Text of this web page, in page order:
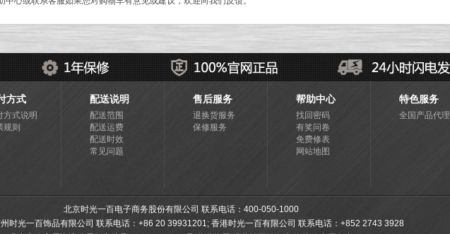
方式
方式说明
规则
配送说明
配送范围
配送运费
配送时效
常见问题
售后服务
退换货服务
保修服务
帮助中心
找回密码
有奖问卷
免费修表
网站地图
特色服务
全国产品代理
北京时光一百电子商务股份有限公司 联系电话：400-050-1000
时光一百饰品有限公司 联系电话：+86 20 39931201; 香港时光一百有限公司 联系电话：+852 2743 3928